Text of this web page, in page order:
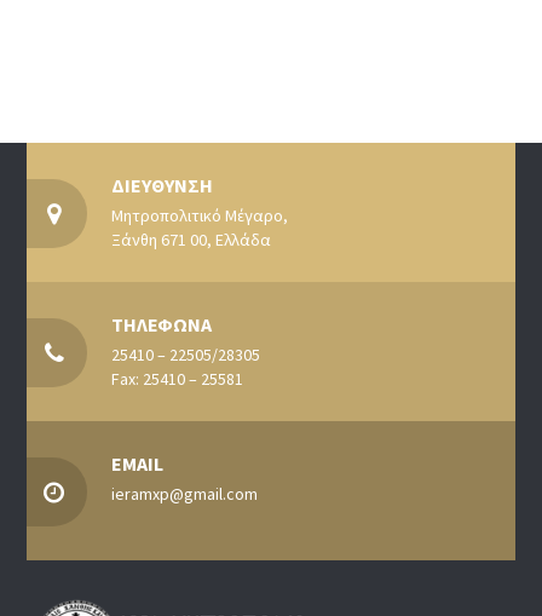
ΔΙΕΥΘΥΝΣΗ
Μητροπολιτικό Μέγαρο,
Ξάνθη 671 00, Ελλάδα
ΤΗΛΕΦΩΝΑ
25410 – 22505/28305
Fax: 25410 – 25581
EMAIL
ieramxp@gmail.com